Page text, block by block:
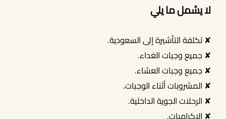
لا يشمل ما يلي
✘ تكلفة التأشيرة إلى السعودية.
✘ جميع وجبات الغداء.
✘ جميع وجبات العشاء.
✘ المشروبات أثناء الوجبات.
✘ الرحلات الجوية الداخلية.
✘ الإكراميات.